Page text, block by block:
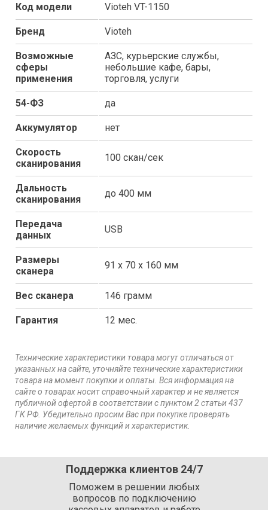
Код модели Vioteh VT-1150
Бренд Vioteh
Возможные
сферы
применения
АЗС, курьерские службы,
небольшие кафе, бары,
торговля, услуги
54-ФЗ да
Аккумулятор нет
Скорость
сканирования
100 скан/сек
Дальность
сканирования
до 400 мм
Передача
данных
USB
Размеры
сканера
91 х 70 х 160 мм
Вес сканера 146 грамм
Гарантия 12 мес.
Технические характеристики товара могут отличаться от
указанных на сайте, уточняйте технические характеристики
товара на момент покупки и оплаты. Вся информация на
сайте о товарах носит справочный характер и не является
публичной офертой в соответствии с пунктом 2 статьи 437
ГК РФ. Убедительно просим Вас при покупке проверять
наличие желаемых функций и характеристик.
Поддержка клиентов 24/7
Поможем в решении любых
вопросов по подключению